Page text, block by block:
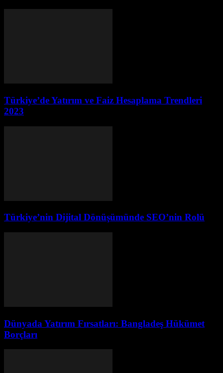
Türkiye’de Yatırım ve Faiz Hesaplama Trendleri
2023
Türkiye’nin Dijital Dönüşümünde SEO’nin Rolü
Dünyada Yatırım Fırsatları: Bangladeş Hükümet
Borçları